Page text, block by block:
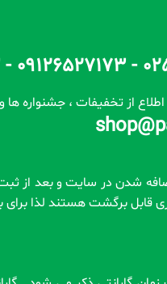
اطلاع از تخفیفات ، جشنواره
قابل برگشت هستند لذا